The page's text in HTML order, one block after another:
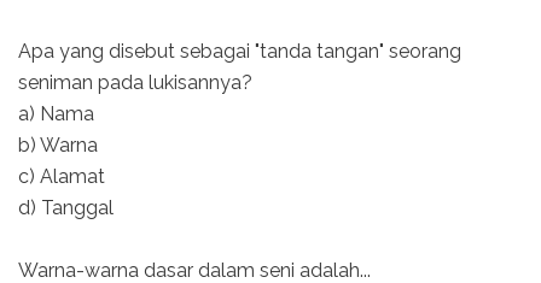
Apa yang disebut sebagai "tanda tangan" seorang
seniman pada lukisannya?
a) Nama
b) Warna
c) Alamat
d) Tanggal
Warna-warna dasar dalam seni adalah...